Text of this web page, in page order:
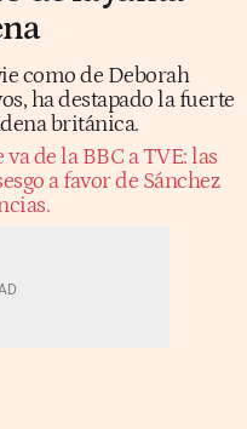
como de Deborah
ha destapado la fuerte
británica.
va de la BBC a TVE: las
a favor de Sánchez